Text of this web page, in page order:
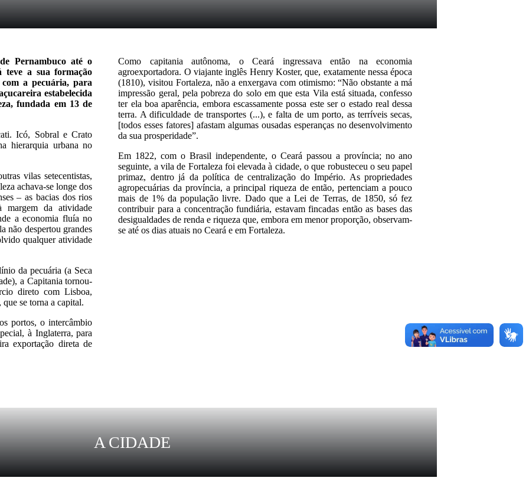
Pernambuco até o
a sua formação
a pecuária, para
estabelecida
fundada em 13 de
Icó, Sobral e Crato
hierarquia urbana no
vilas setecentistas,
achava-se longe dos
– as bacias dos rios
da atividade
a economia fluía no
não despertou grandes
qualquer atividade
da pecuária (a Seca
a Capitania tornou-
direto com Lisboa,
se torna a capital.
portos, o intercâmbio
à Inglaterra, para
exportação direta de
Como capitania autônoma, o Ceará ingressava então na economia
agroexportadora. O viajante inglês Henry Koster, que, exatamente nessa época
(1810), visitou Fortaleza, não a enxergava com otimismo: “Não obstante a má
impressão geral, pela pobreza do solo em que esta Vila está situada, confesso
ter ela boa aparência, embora escassamente possa este ser o estado real dessa
terra. A dificuldade de transportes (...), e falta de um porto, as terríveis secas,
[todos esses fatores] afastam algumas ousadas esperanças no desenvolvimento
da sua prosperidade”.
Em 1822, com o Brasil independente, o Ceará passou a província; no ano
seguinte, a vila de Fortaleza foi elevada à cidade, o que robusteceu o seu papel
primaz, dentro já da política de centralização do Império. As propriedades
agropecuárias da província, a principal riqueza de então, pertenciam a pouco
mais de 1% da população livre. Dado que a Lei de Terras, de 1850, só fez
contribuir para a concentração fundiária, estavam fincadas então as bases das
desigualdades de renda e riqueza que, embora em menor proporção, observam-
se até os dias atuais no Ceará e em Fortaleza.
A CIDADE